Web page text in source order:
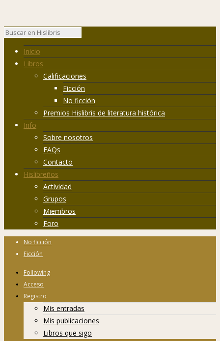
Inicio
Libros
Calificaciones
Ficción
No ficción
Premios Hislibris de literatura histórica
Info
Sobre nosotros
FAQs
Contacto
Hislibreños
Actividad
Grupos
Miembros
Foro
No ficción
Ficción
Following
Acceso
Registro
Mis entradas
Mis publicaciones
Libros que sigo